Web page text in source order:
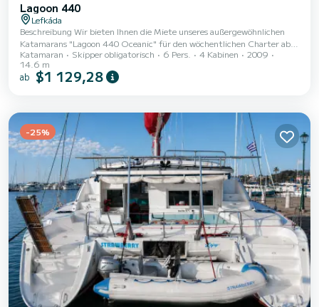
Lagoon 440
Lefkáda
Beschreibung Wir bieten Ihnen die Miete unseres außergewöhnlichen
Katamarans "Lagoon 440 Oceanic" für den wöchentlichen Charter ab
Lefkada an. Der Katamaran wird mit einem im Preis imbegriffenen
professionellen Skipper vermietet. Der Teil Griechenlands, den wir
besuchen werden, ist der ionische: Fiscardo, Itaca, Atokos, Kastos,
werden. Die Meeresausrüstung und...
Katamaran Skipper obligatorisch 6 Pers. 4 Kabinen
2009
14.6 m
ab $1 129,28
-25%